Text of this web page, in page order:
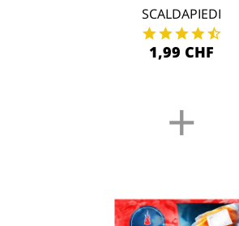
SCALDAPIEDI
1,99 CHF
+